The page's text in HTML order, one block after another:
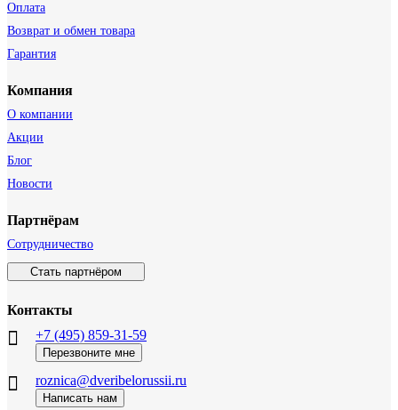
Оплата
Возврат и обмен товара
Гарантия
Компания
О компании
Акции
Блог
Новости
Партнёрам
Сотрудничество
Стать партнёром
Контакты
+7 (495) 859-31-59
Перезвоните мне
roznica@dveribelorussii.ru
Написать нам